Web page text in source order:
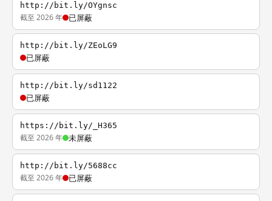
http://bit.ly/OYgnsc
截至 2026 年 已屏蔽
http://bit.ly/ZEoLG9
已屏蔽
http://bit.ly/sd1122
已屏蔽
https://bit.ly/_H365
截至 2026 年 未屏蔽
http://bit.ly/5688cc
截至 2026 年 已屏蔽